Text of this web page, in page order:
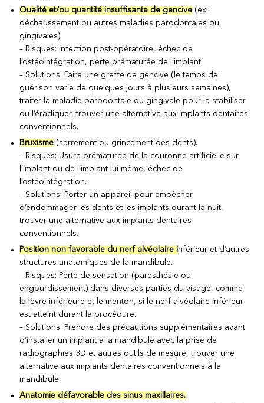
Qualité et/ou quantité insuffisante de gencive (ex.:
déchaussement ou autres maladies parodontales ou
gingivales).
– Risques: infection post-opératoire, échec de
l’ostéointégration, perte prématurée de l’implant.
– Solutions: Faire une greffe de gencive (le temps de
guérison varie de quelques jours à plusieurs semaines),
traiter la maladie parodontale ou gingivale pour la stabiliser
ou l’éradiquer, trouver une alternative aux implants dentaires
conventionnels.
Bruxisme (serrement ou grincement des dents).
– Risques: Usure prématurée de la couronne artificielle sur
l’implant ou de l’implant lui-même, échec de
l’ostéointégration.
– Solutions: Porter un appareil pour empêcher
d’endommager les dents et les implants durant la nuit,
trouver une alternative aux implants dentaires
conventionnels.
Position non favorable du nerf alvéolaire inférieur et d’autres
structures anatomiques de la mandibule.
– Risques: Perte de sensation (paresthésie ou
engourdissement) dans diverses parties du visage, comme
la lèvre inférieure et le menton, si le nerf alvéolaire inférieur
est atteint durant la procédure.
– Solutions: Prendre des précautions supplémentaires avant
d’installer un implant à la mandibule avec la prise de
radiographies 3D et autres outils de mesure, trouver une
alternative aux implants dentaires conventionnels à la
mandibule.
Anatomie défavorable des sinus maxillaires.